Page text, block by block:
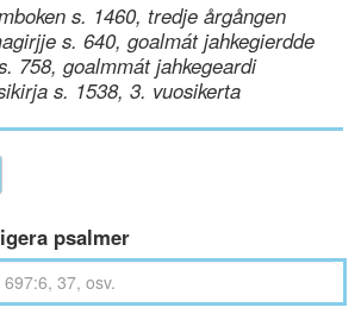
s. 1460, tredje årgången
s. 640, goalmát jahkegierdde
758, goalmmát jahkegeardi
s. 1538, 3. vuosikerta
psalmer